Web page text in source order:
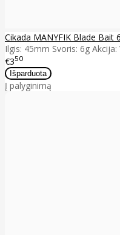
Cikada MANYFIK Blade Bait
Ilgis: 45mm Svoris: 6g
€350
Į palyginimą